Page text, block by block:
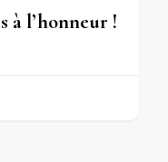
à l’honneur !